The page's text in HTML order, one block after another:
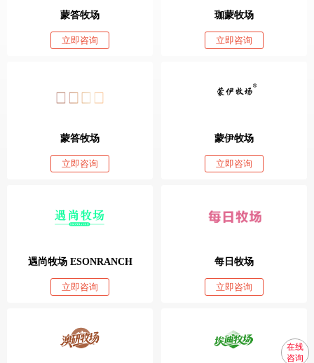
蒙答牧场
立即咨询
珈蒙牧场
立即咨询
蒙答牧场
立即咨询
蒙伊牧场
立即咨询
遇尚牧场 ESONRANCH
立即咨询
每日牧场
立即咨询
在线
咨询